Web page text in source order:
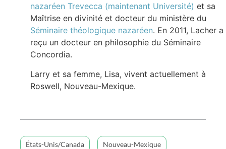
nazaréen Trevecca (maintenant Université) et sa
Maîtrise en divinité et docteur du ministère du
Séminaire théologique nazaréen. En 2011, Lacher a
reçu un docteur en philosophie du Séminaire
Concordia.
Larry et sa femme, Lisa, vivent actuellement à
Roswell, Nouveau-Mexique.
États-Unis/Canada Nouveau-Mexique